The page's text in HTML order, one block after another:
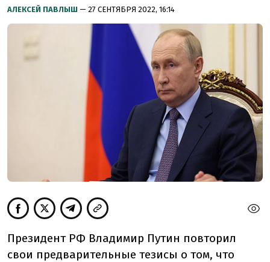
АЛЕКСЕЙ ПАВЛЫШ — 27 СЕНТЯБРЯ 2022, 16:14
Президент РФ Владимир Путин повторил
свои предварительные тезисы о том, что